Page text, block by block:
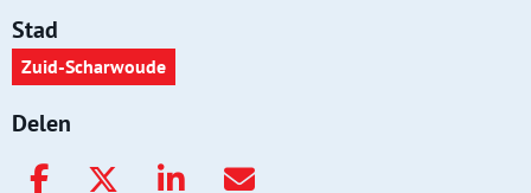
vruchten van de aarde (vooral de graan-, wijn- en
olijvenoogst), waarvan de eerstelingen aan God
en gebed. De bisschoppen hebben de
quatertemperdagen vastgesteld op de derde
Stad
Zuid-Scharwoude
Delen